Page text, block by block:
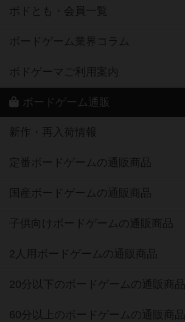
ボドとも・会員一覧
ボードゲーム業界コラム
ボドゲーマご利用案内
ボードゲーム通販
新作・再入荷情報
定番ボードゲームの通販商品
国産ボードゲームの通販商品
子供向けボードゲームの通販商品
2人用ボードゲームの通販商品
20分以下のボードゲームの通販商品
60分以上のボードゲームの通販商品